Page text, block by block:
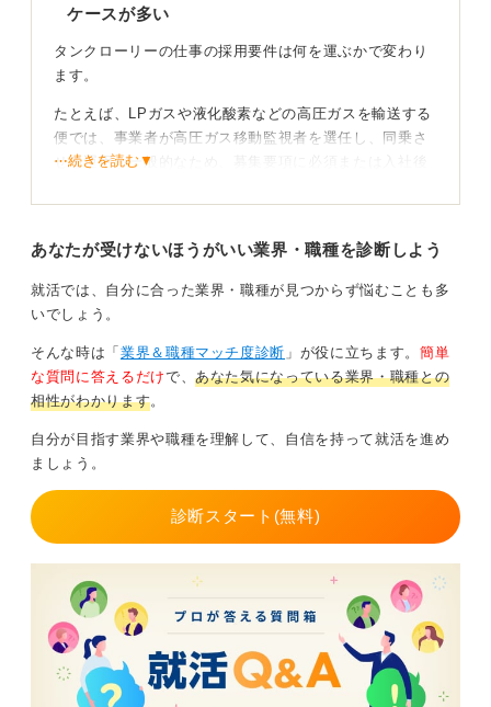
ケースが多い
タンクローリーの仕事の採用要件は何を運ぶかで変わり
ます。
たとえば、LPガスや液化酸素などの高圧ガスを輸送する
便では、事業者が高圧ガス移動監視者を選任し、同乗さ
せる運用が一般的なため、募集要項に必須または入社後
一方、ガソリンや軽油など液体危険物中心のタンクロー
リーでは、危険物取扱者（乙四）が重視され、移動監視
したがって、持っていないと絶対に就けないわけではあ
りませんが、即戦力採用や単独乗務を想定する企業では
資格は都道府県実施の講習・考査で取得でき、法令・基
礎理科・設備保安の基礎を過去問反復で固めれば十分に
合格を狙えます。
また、会社によっては資格手当や受験費用補助があり、
待遇で差が付くことも少なくありません。
仕事のやりがいは、社会インフラを止めない安全輸送を
担う責任と技量が評価される点にあります。ただし、法
令順守・点検記録・積卸手順・静電気対策など、細心の
注意と体力が常に求められる点は心えておくべきです。
⋯続きを読む▼
あなたが受けないほうがいい業界・職種を診断しよう
就活では、自分に合った業界・職種が見つからず悩むことも多
いでしょう。
そんな時は「 業界＆職種マッチ度診断 」が役に立ちます。 簡単
な質問に答えるだけで、あなた気になっている業界・職種との
相性がわかります。
自分が目指す業界や職種を理解して、自信を持って就活を進め
ましょう。
診断スタート(無料)